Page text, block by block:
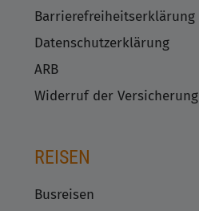
Barrierefreiheitserklärung
Datenschutzerklärung
ARB
Widerruf der Versicherung
REISEN
Busreisen